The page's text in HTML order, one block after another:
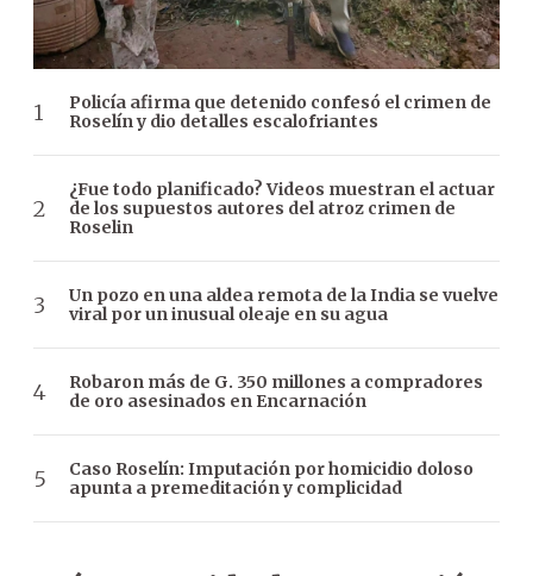
Policía afirma que detenido confesó el crimen de
Roselín y dio detalles escalofriantes
¿Fue todo planificado? Videos muestran el actuar
de los supuestos autores del atroz crimen de
Roselin
Un pozo en una aldea remota de la India se vuelve
viral por un inusual oleaje en su agua
Robaron más de G. 350 millones a compradores
de oro asesinados en Encarnación
Caso Roselín: Imputación por homicidio doloso
apunta a premeditación y complicidad